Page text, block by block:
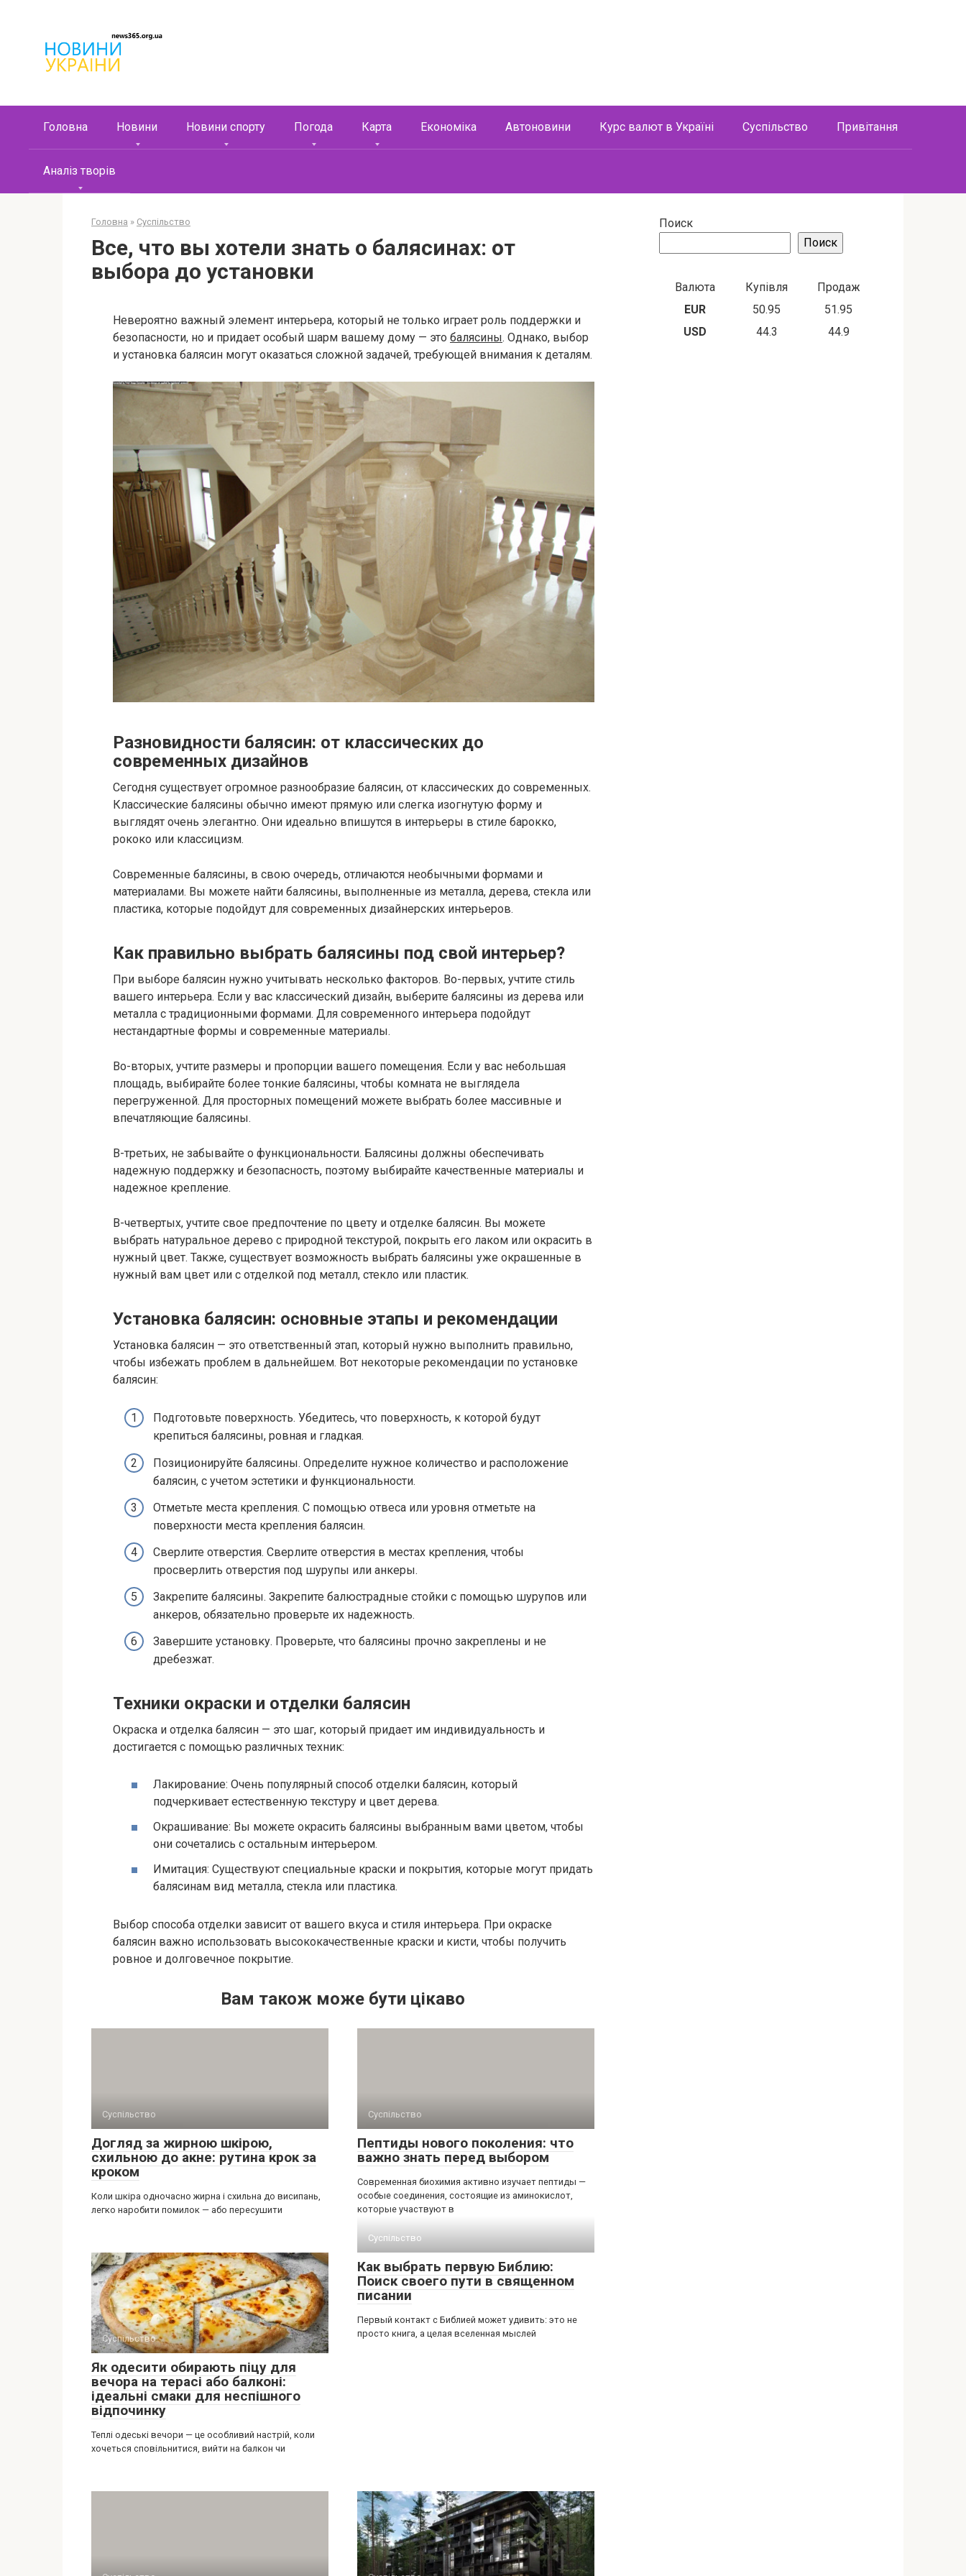
контенту
Головна Новини Новини спорту Погода Карта Економіка Автоновини Курс валют в Україні Суспільство Привітання
Аналіз творів
Головна » Суспільство
Все, что вы хотели знать о балясинах: от
выбора до установки
Невероятно важный элемент интерьера, который не только играет роль поддержки и
безопасности, но и придает особый шарм вашему дому — это балясины. Однако, выбор
и установка балясин могут оказаться сложной задачей, требующей внимания к деталям.
Разновидности балясин: от классических до
современных дизайнов
Сегодня существует огромное разнообразие балясин, от классических до современных.
Классические балясины обычно имеют прямую или слегка изогнутую форму и
выглядят очень элегантно. Они идеально впишутся в интерьеры в стиле барокко,
рококо или классицизм.
Современные балясины, в свою очередь, отличаются необычными формами и
материалами. Вы можете найти балясины, выполненные из металла, дерева, стекла или
пластика, которые подойдут для современных дизайнерских интерьеров.
Как правильно выбрать балясины под свой интерьер?
При выборе балясин нужно учитывать несколько факторов. Во-первых, учтите стиль
вашего интерьера. Если у вас классический дизайн, выберите балясины из дерева или
металла с традиционными формами. Для современного интерьера подойдут
нестандартные формы и современные материалы.
Во-вторых, учтите размеры и пропорции вашего помещения. Если у вас небольшая
площадь, выбирайте более тонкие балясины, чтобы комната не выглядела
перегруженной. Для просторных помещений можете выбрать более массивные и
впечатляющие балясины.
В-третьих, не забывайте о функциональности. Балясины должны обеспечивать
надежную поддержку и безопасность, поэтому выбирайте качественные материалы и
надежное крепление.
В-четвертых, учтите свое предпочтение по цвету и отделке балясин. Вы можете
выбрать натуральное дерево с природной текстурой, покрыть его лаком или окрасить в
нужный цвет. Также, существует возможность выбрать балясины уже окрашенные в
нужный вам цвет или с отделкой под металл, стекло или пластик.
Установка балясин: основные этапы и рекомендации
Установка балясин — это ответственный этап, который нужно выполнить правильно,
чтобы избежать проблем в дальнейшем. Вот некоторые рекомендации по установке
балясин:
Подготовьте поверхность. Убедитесь, что поверхность, к которой будут
крепиться балясины, ровная и гладкая.
Позиционируйте балясины. Определите нужное количество и расположение
балясин, с учетом эстетики и функциональности.
Отметьте места крепления. С помощью отвеса или уровня отметьте на
поверхности места крепления балясин.
Сверлите отверстия. Сверлите отверстия в местах крепления, чтобы
просверлить отверстия под шурупы или анкеры.
Закрепите балясины. Закрепите балюстрадные стойки с помощью шурупов или
анкеров, обязательно проверьте их надежность.
Завершите установку. Проверьте, что балясины прочно закреплены и не
дребезжат.
Техники окраски и отделки балясин
Окраска и отделка балясин — это шаг, который придает им индивидуальность и
достигается с помощью различных техник:
Лакирование: Очень популярный способ отделки балясин, который
подчеркивает естественную текстуру и цвет дерева.
Окрашивание: Вы можете окрасить балясины выбранным вами цветом, чтобы
они сочетались с остальным интерьером.
Имитация: Существуют специальные краски и покрытия, которые могут придать
балясинам вид металла, стекла или пластика.
Выбор способа отделки зависит от вашего вкуса и стиля интерьера. При окраске
балясин важно использовать высококачественные краски и кисти, чтобы получить
ровное и долговечное покрытие.
Вам також може бути цікаво
Суспільство
Догляд за жирною шкірою,
схильною до акне: рутина крок за
кроком
Коли шкіра одночасно жирна і схильна до висипань,
легко наробити помилок — або пересушити
Суспільство
Пептиды нового поколения: что
важно знать перед выбором
Современная биохимия активно изучает пептиды —
особые соединения, состоящие из аминокислот,
которые участвуют в
Суспільство
Як одесити обирають піцу для
вечора на терасі або балконі:
ідеальні смаки для неспішного
відпочинку
Теплі одеські вечори — це особливий настрій, коли
хочеться сповільнитися, вийти на балкон чи
Суспільство
Как выбрать первую Библию:
Поиск своего пути в священном
писании
Первый контакт с Библией может удивить: это не
просто книга, а целая вселенная мыслей
Поиск
Поиск
Валюта Купівля
Продаж
EUR
50.95
51.95
USD
44.3 44.9